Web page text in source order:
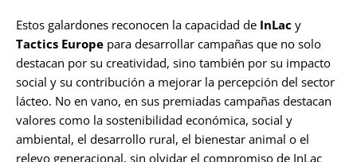
Estos galardones reconocen la capacidad de InLac y
Tactics Europe para desarrollar campañas que no solo
destacan por su creatividad, sino también por su impacto
social y su contribución a mejorar la percepción del sector
lácteo. No en vano, en sus premiadas campañas destacan
valores como la sostenibilidad económica, social y
ambiental, el desarrollo rural, el bienestar animal o el
relevo generacional, sin olvidar el compromiso de InLac